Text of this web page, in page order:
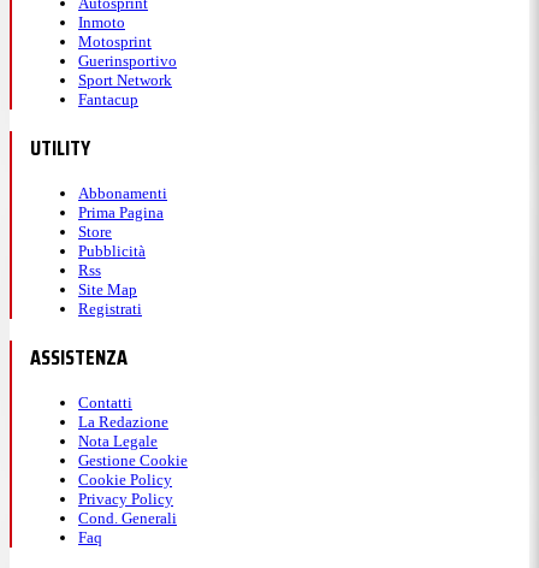
Inmoto
Motosprint
Guerinsportivo
Sport Network
Fantacup
UTILITY
Abbonamenti
Prima Pagina
Store
Pubblicità
Rss
Site Map
Registrati
ASSISTENZA
Contatti
La Redazione
Nota Legale
Gestione Cookie
Cookie Policy
Privacy Policy
Cond. Generali
Faq